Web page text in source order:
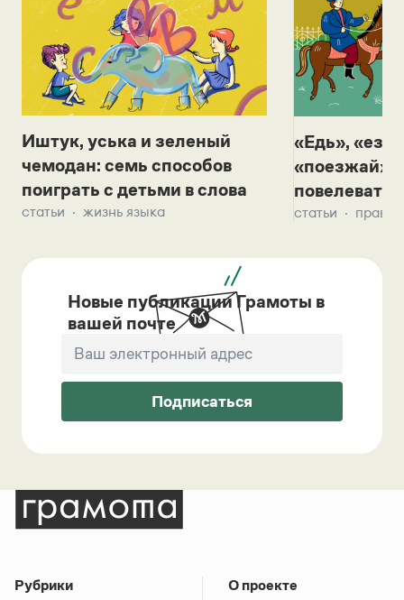
Иштук, уська и зеленый
чемодан: семь способов
поиграть с детьми в слова
статьи жизнь языка
«Едь»,
«поезжай»?
повелевать
статьи
Новые публикации Грамоты в
вашей почте
Подписаться
Рубрики О проекте